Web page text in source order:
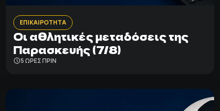
ΕΠΙΚΑΙΡΟΤΗΤΑ
Οι αθλητικές μεταδόσεις της
Παρασκευής (7/8)
5 ΩΡΕΣ ΠΡΙΝ